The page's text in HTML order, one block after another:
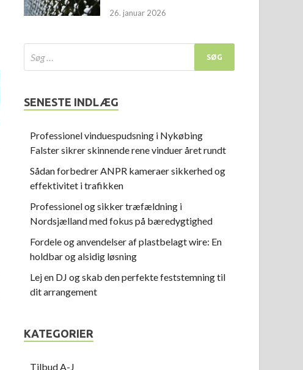
26. januar 2026
SENESTE INDLÆG
Professionel vinduespudsning i Nykøbing
Falster sikrer skinnende rene vinduer året rundt
Sådan forbedrer ANPR kameraer sikkerhed og
effektivitet i trafikken
Professionel og sikker træfældning i
Nordsjælland med fokus på bæredygtighed
Fordele og anvendelser af plastbelagt wire: En
holdbar og alsidig løsning
Lej en DJ og skab den perfekte feststemning til
dit arrangement
KATEGORIER
Tilbud A-J